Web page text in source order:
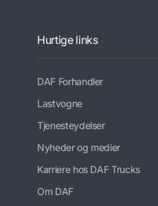
Hurtige links
DAF Forhandler
Lastvogne
Tjenesteydelser
Nyheder og medier
Karriere hos DAF Trucks
Om DAF